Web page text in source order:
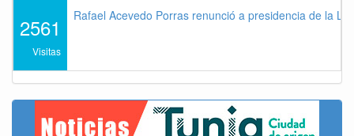
2561
Visitas
Rafael Acevedo Porras renunció a presidencia de la